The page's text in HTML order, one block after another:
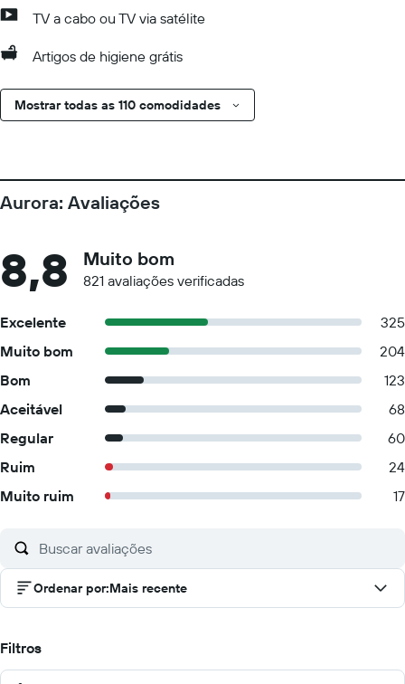
TV a cabo ou TV via satélite
Artigos de higiene grátis
Mostrar todas as 110 comodidades
Aurora: Avaliações
8,8 Muito bom
821 avaliações verificadas
Excelente
325
Muito bom
204
Bom
123
Aceitável
68
Regular
60
Ruim
24
Muito ruim
17
Ordenar por:Mais recente
Filtros